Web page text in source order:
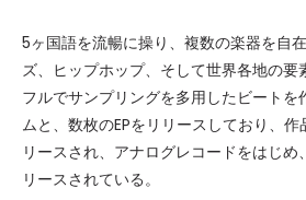
5ヶ国語を流暢に操り、複数の楽器を自
ズ、ヒップホップ、そして世界各地の
フルでサンプリングを多用したビートを
ムと、数枚のEPをリリースしており、
リースされ、アナログレコードをはじめ
リースされている。